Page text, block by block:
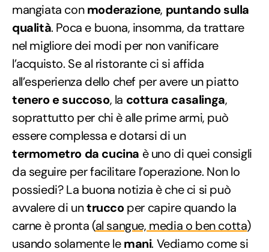
mangiata conmoderazione, puntando sulla
qualità. Poca e buona, insomma, da trattare
nel migliore dei modi per non vanificare
l’acquisto. Se al ristorante ci si affida
all’esperienza dello chef per avere un piatto
tenero e succoso, la cottura casalinga,
soprattutto per chi è alle prime armi, può
essere complessa e dotarsi di un
termometro da cucina è uno di quei consigli
da seguire per facilitare l’operazione. Non lo
possiedi? La buona notizia è che ci si può
avvalere di untruccoper capire quando la
carne è pronta (al sangue, media o ben cotta)
usando solamente lemani. Vediamo come si